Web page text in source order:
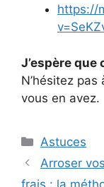
https://
J’espère que
N’hésitez pas
vous en avez.
Categories
Astuces
Arroser
frais : la